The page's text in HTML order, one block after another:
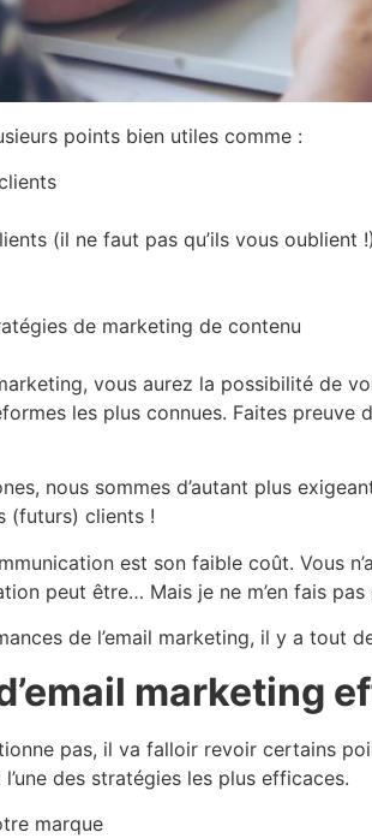
points bien utiles comme :
(il ne faut pas qu’ils vous oublient !)
de marketing de contenu
vous aurez la possibilité de
les plus connues. Faites
nous sommes d’autant plus
(futurs) clients !
est son faible coût. Vous
peut être… Mais je ne m’en fais
de l’email marketing, il y a tout
marketing
pas, il va falloir revoir certains
des stratégies les plus efficaces.
marque